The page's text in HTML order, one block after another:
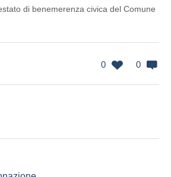
di benemerenza civica del Comune
0 0